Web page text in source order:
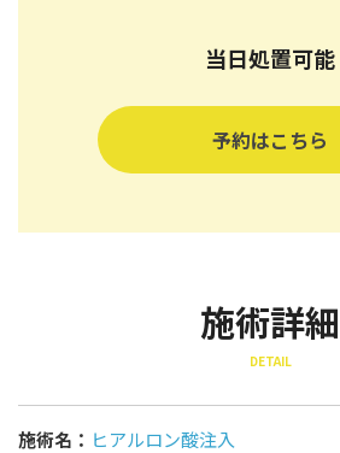
当日処置可能
予約はこちら
施術詳細
DETAIL
施術名： ヒアルロン酸注入